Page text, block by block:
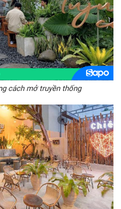
cách mở truyền thống